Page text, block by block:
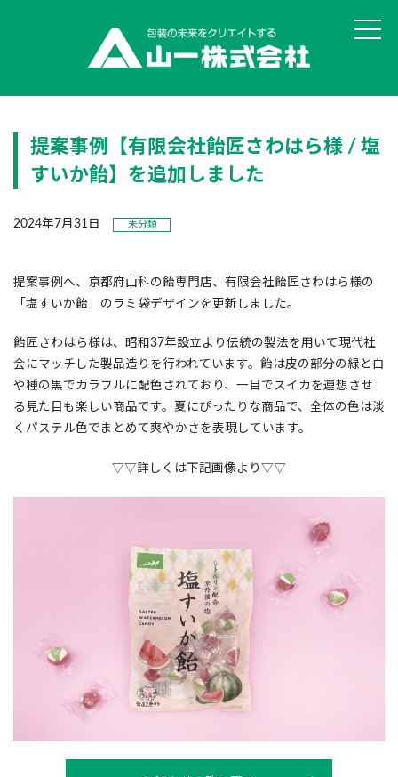
丸投げOK!食品パッケージ
貼りサポ・組みサポ
オリジナル印刷 ピザ用真空袋
提案事例
お知らせ
採用情報
お問合せ
提案事例【有限会社飴匠さわはら様 / 塩
すいか飴】を追加しました
2024年7月31日 未分類
提案事例へ、京都府山科の飴専門店、有限会社飴匠さわはら様の
「塩すいか飴」のラミ袋デザインを更新しました。
飴匠さわはら様は、昭和37年設立より伝統の製法を用いて現代社
会にマッチした製品造りを行われています。飴は皮の部分の緑と白
や種の黒でカラフルに配色されており、一目でスイカを連想させ
る見た目も楽しい商品です。夏にぴったりな商品で、全体の色は淡
くパステル色でまとめて爽やかさを表現しています。
▽▽詳しくは下記画像より▽▽